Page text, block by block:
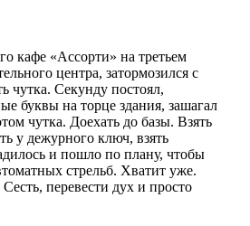
кафе «Ассорти» на третьем
центра, затормозился с
чутка. Секунду постоял,
буквы на торце здания, зашагал
чутка. Доехать до базы. Взять
у дежурного ключ, взять
и пошло по плану, чтобы
стрельб. Хватит уже.
перевести дух и просто